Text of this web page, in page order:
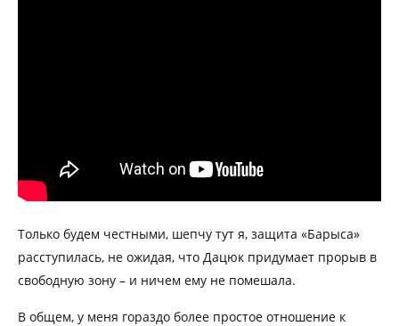
Только будем честными, шепчу тут я, защита «Барыса»
расступилась, не ожидая, что Дацюк придумает прорыв в
свободную зону – и ничем ему не помешала.
В общем, у меня гораздо более простое отношение к